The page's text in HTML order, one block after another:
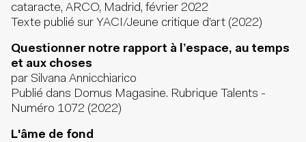
cataracte, ARCO, Madrid, février 2022
Texte publié sur YACI/Jeune critique d’art (2022)
Questionner notre rapport à l’espace, au temps
et aux choses
par Silvana Annicchiarico
Publié dans Domus Magasine. Rubrique Talents -
Numéro 1072 (2022)
L'âme de fond